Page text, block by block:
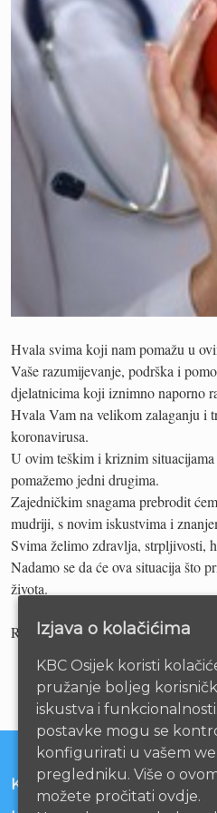
Hvala svima koji nam pomažu u
Vaše razumijevanje, podrška i
djelatnicima koji iznimno naporno
Hvala Vam na velikom zalaganju i
koronavirusa.
U ovim teškim i kriznim
pomažemo jedni drugima.
Zajedničkim snagama prebrodit
mudriji, s novim iskustvima i
Svima želimo zdravlja, strpljivosti,
Nadamo se da će ova situacija što
života.
Ravnateljstvo KBC Osijek
KONTAKT
Izjava o kolačićima
KBC Osijek koristi
pružanje boljeg
iskustva i
postavke mogu se
konfigurirati u vašem
pregledniku. Više o
možete pročitati ovdje.